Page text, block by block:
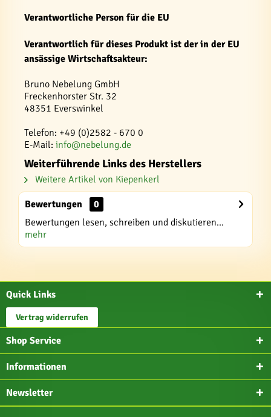
Verantwortliche Person für die EU
Verantwortlich für dieses Produkt ist der in der EU
ansässige Wirtschaftsakteur:
Bruno Nebelung GmbH
Freckenhorster Str. 32
48351 Everswinkel
Telefon: +49 (0)2582 - 670 0
E-Mail: info@nebelung.de
Weiterführende Links des Herstellers
Weitere Artikel von Kiepenkerl
Bewertungen
0
Bewertungen lesen, schreiben und diskutieren...
mehr
Quick Links
Vertrag widerrufen
Shop Service
Informationen
Newsletter